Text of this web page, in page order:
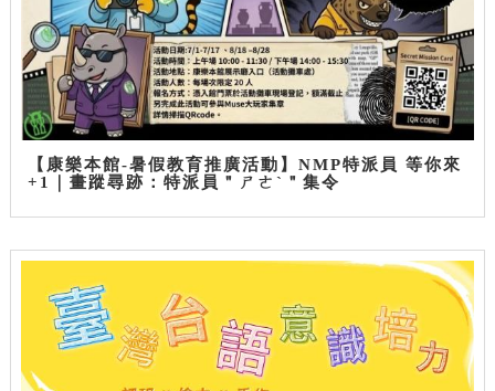
【康樂本館-暑假教育推廣活動】NMP特派員 等你來
+1｜畫蹤尋跡：特派員＂ㄕㄜˋ＂集令